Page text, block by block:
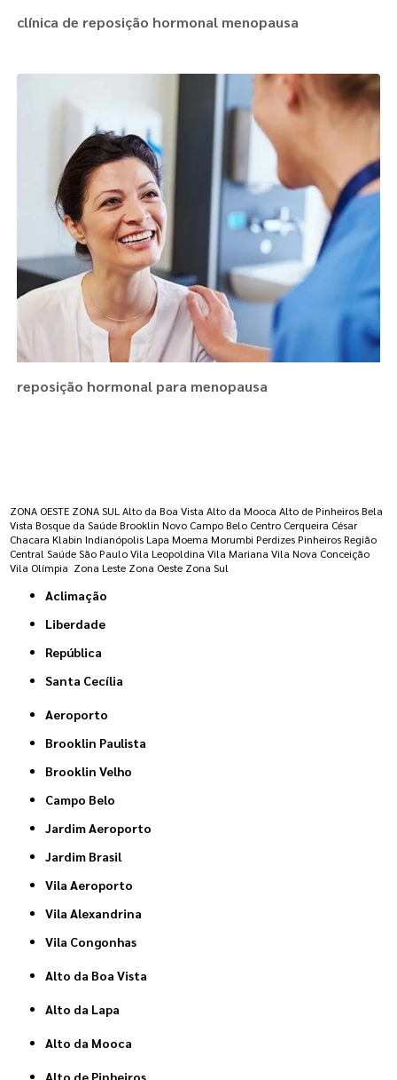
clínica de reposição hormonal menopausa
reposição hormonal para menopausa
ZONA OESTE ZONA SUL Alto da Boa Vista Alto da Mooca Alto de Pinheiros Bela
Vista Bosque da Saúde Brooklin Novo Campo Belo Centro Cerqueira César
Chacara Klabin Indianópolis Lapa Moema Morumbi Perdizes Pinheiros Região
Central Saúde São Paulo Vila Leopoldina Vila Mariana Vila Nova Conceição
Vila Olímpia Zona Leste Zona Oeste Zona Sul
Aclimação
Liberdade
República
Santa Cecília
Aeroporto
Brooklin Paulista
Brooklin Velho
Campo Belo
Jardim Aeroporto
Jardim Brasil
Vila Aeroporto
Vila Alexandrina
Vila Congonhas
Alto da Boa Vista
Alto da Lapa
Alto da Mooca
Alto de Pinheiros